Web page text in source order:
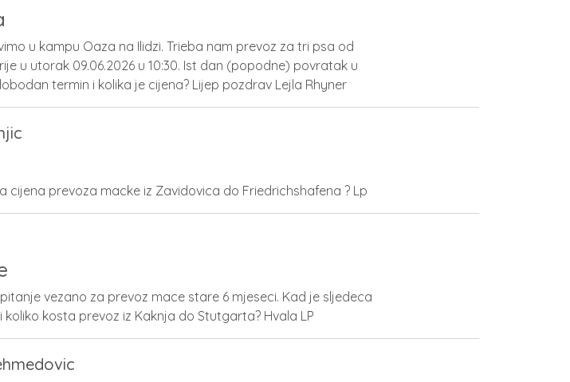
u kampu Oaza na Ilidzi. Trieba nam prevoz za tri psa od
u utorak 09.06.2026 u 10:30. Ist dan (popodne) povratak u
termin i kolika je cijena? Lijep pozdrav Lejla Rhyner
cijena prevoza macke iz Zavidovica do Friedrichshafena ? Lp
vezano za prevoz mace stare 6 mjeseci. Kad je sljedeca
kosta prevoz iz Kaknja do Stutgarta? Hvala LP